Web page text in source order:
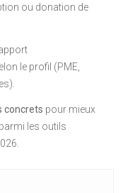
ou donation de
le profil (PME,
concrets pour mieux
les outils